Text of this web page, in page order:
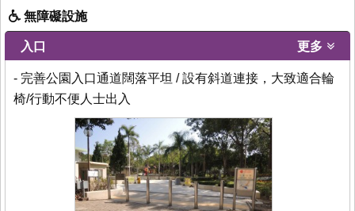
無障礙設施
入口 更多
- 完善公園入口通道闊落平坦 / 設有斜道連接，大致適合輪
椅/行動不便人士出入